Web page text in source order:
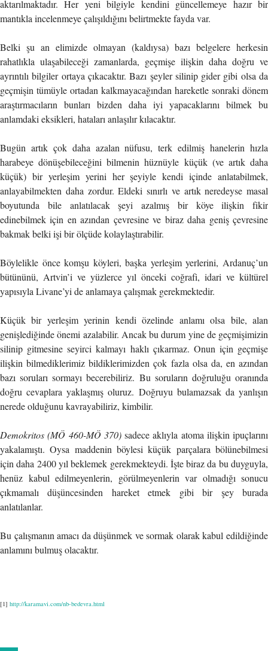
aktarılmaktadır. Her yeni bilgiyle kendini güncellemeye hazır bir
mantıkla incelenmeye çalışıldığını belirtmekte fayda var.
Belki şu an elimizde olmayan (kaldıysa) bazı belgelere herkesin
rahatlıkla ulaşabileceği zamanlarda, geçmişe ilişkin daha doğru ve
ayrıntılı bilgiler ortaya çıkacaktır. Bazı şeyler silinip gider gibi olsa da
geçmişin tümüyle ortadan kalkmayacağından hareketle sonraki dönem
araştırmacıların bunları bizden daha iyi yapacaklarını bilmek bu
anlamdaki eksikleri, hataları anlaşılır kılacaktır.
Bugün artık çok daha azalan nüfusu, terk edilmiş hanelerin hızla
harabeye dönüşebileceğini bilmenin hüznüyle küçük (ve artık daha
küçük) bir yerleşim yerini her şeyiyle kendi içinde anlatabilmek,
anlayabilmekten daha zordur. Eldeki sınırlı ve artık neredeyse masal
boyutunda bile anlatılacak şeyi azalmış bir köye ilişkin fikir
edinebilmek için en azından çevresine ve biraz daha geniş çevresine
bakmak belki işi bir ölçüde kolaylaştırabilir.
Böylelikle önce komşu köyleri, başka yerleşim yerlerini, Ardanuç’un
bütününü, Artvin’i ve yüzlerce yıl önceki coğrafi, idari ve kültürel
yapısıyla Livane’yi de anlamaya çalışmak gerekmektedir.
Küçük bir yerleşim yerinin kendi özelinde anlamı olsa bile, alan
genişlediğinde önemi azalabilir. Ancak bu durum yine de geçmişimizin
silinip gitmesine seyirci kalmayı haklı çıkarmaz. Onun için geçmişe
ilişkin bilmediklerimiz bildiklerimizden çok fazla olsa da, en azından
bazı soruları sormayı becerebiliriz. Bu soruların doğruluğu oranında
doğru cevaplara yaklaşmış oluruz. Doğruyu bulamazsak da yanlışın
nerede olduğunu kavrayabiliriz, kimbilir.
Demokritos (MÖ 460-MÖ 370)sadece aklıyla atoma ilişkin ipuçlarını
yakalamıştı. Oysa maddenin böylesi küçük parçalara bölünebilmesi
için daha 2400 yıl beklemek gerekmekteydi. İşte biraz da bu duyguyla,
henüz kabul edilmeyenlerin, görülmeyenlerin var olmadığı sonucu
çıkmamalı düşüncesinden hareket etmek gibi bir şey burada
anlatılanlar.
Bu çalışmanın amacı da düşünmek ve sormak olarak kabul edildiğinde
anlamını bulmuş olacaktır.
[1] http://karamavi.com/nb-bedevra.html